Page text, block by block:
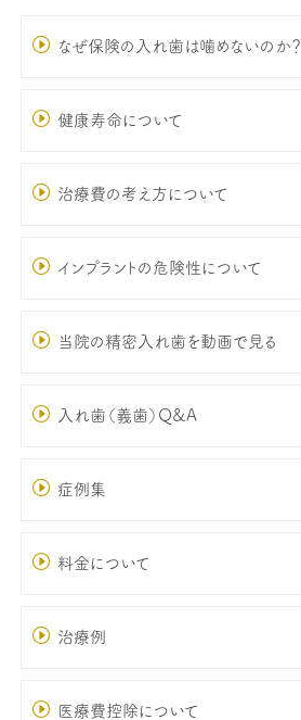
なぜ保険の入れ歯は噛めないのか？
健康寿命について
治療費の考え方について
インプラントの危険性について
当院の精密入れ歯を動画で見る
入れ歯（義歯）Q&A
症例集
料金について
治療例
医療費控除について